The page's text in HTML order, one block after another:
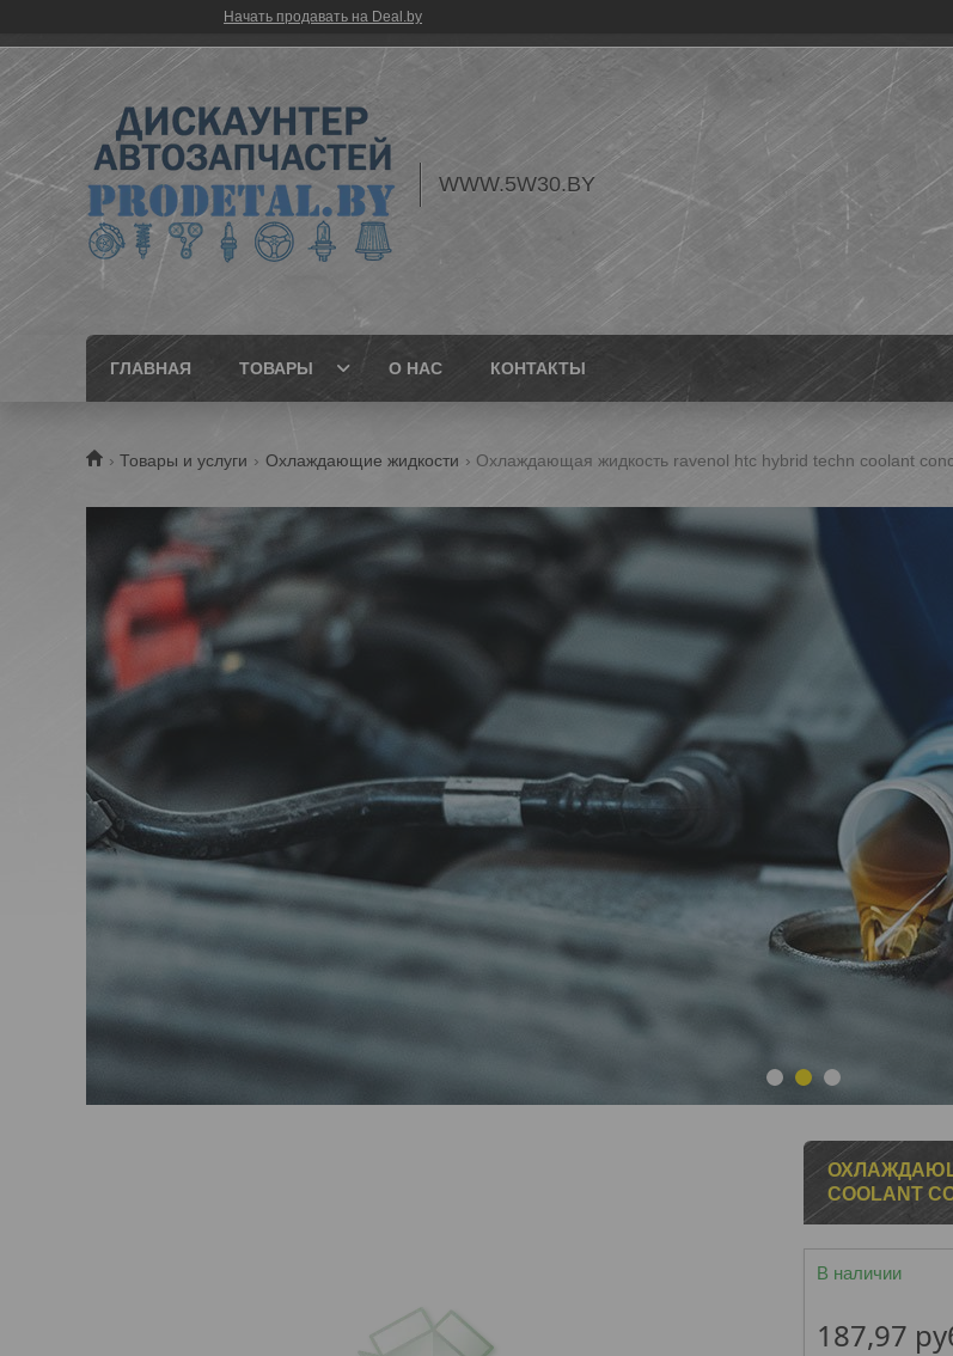
Начать продавать на Deal.by
WWW.5W30.BY
ГЛАВНАЯ ТОВАРЫ О НАС КОНТАКТЫ
Товары и услуги Охлаждающие жидкости Охлаждающая жидкость ravenol htc hybrid techn coolant
COOLANT
В наличии
187,97